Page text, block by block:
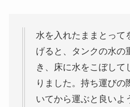
水を入れたままとって
げると、タンクの水の
き、床に水をこぼして
りました。持ち運びの
いてから運ぶと良いよ